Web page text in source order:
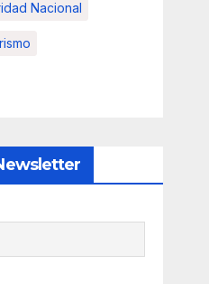
Nacional